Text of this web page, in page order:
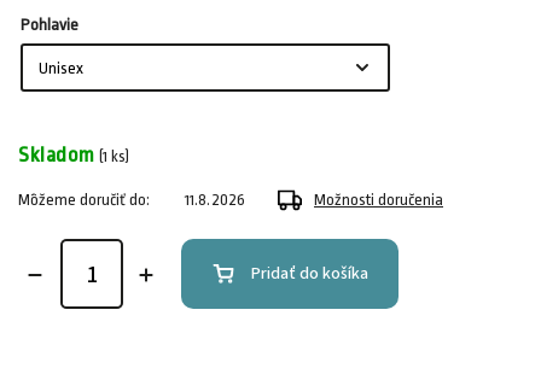
Pohlavie
Skladom (1 ks)
Môžeme doručiť do: 11.8.2026 Možnosti doručenia
Pridať do košíka